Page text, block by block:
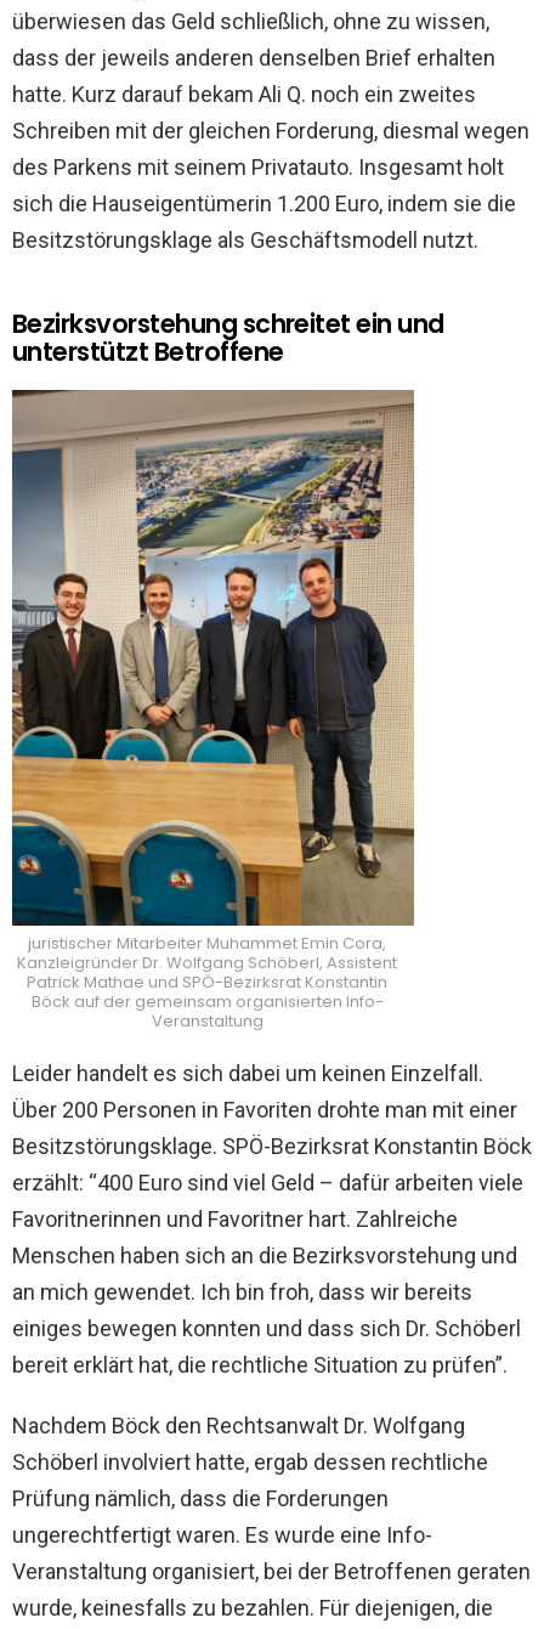
überwiesen das Geld schließlich, ohne zu wissen,
dass der jeweils anderen denselben Brief erhalten
hatte. Kurz darauf bekam Ali Q. noch ein zweites
Schreiben mit der gleichen Forderung, diesmal wegen
des Parkens mit seinem Privatauto. Insgesamt holt
sich die Hauseigentümerin 1.200 Euro, indem sie die
Besitzstörungsklage als Geschäftsmodell nutzt.
Bezirksvorstehung schreitet ein und
unterstützt Betroffene
juristischer Mitarbeiter Muhammet Emin Cora,
Kanzleigründer Dr. Wolfgang Schöberl, Assistent
Patrick Mathae und SPÖ-Bezirksrat Konstantin
Böck auf der gemeinsam organisierten Info-
Veranstaltung
Leider handelt es sich dabei um keinen Einzelfall.
Über 200 Personen in Favoriten drohte man mit einer
Besitzstörungsklage. SPÖ-Bezirksrat Konstantin Böck
erzählt: “400 Euro sind viel Geld – dafür arbeiten viele
Favoritnerinnen und Favoritner hart. Zahlreiche
Menschen haben sich an die Bezirksvorstehung und
an mich gewendet. Ich bin froh, dass wir bereits
einiges bewegen konnten und dass sich Dr. Schöberl
bereit erklärt hat, die rechtliche Situation zu prüfen”.
Nachdem Böck den Rechtsanwalt Dr. Wolfgang
Schöberl involviert hatte, ergab dessen rechtliche
Prüfung nämlich, dass die Forderungen
ungerechtfertigt waren. Es wurde eine Info-
Veranstaltung organisiert, bei der Betroffenen geraten
wurde, keinesfalls zu bezahlen. Für diejenigen, die